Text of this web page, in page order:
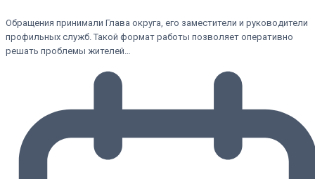
Обращения принимали Глава округа, его заместители и руководители
профильных служб. Такой формат работы позволяет оперативно
решать проблемы жителей…